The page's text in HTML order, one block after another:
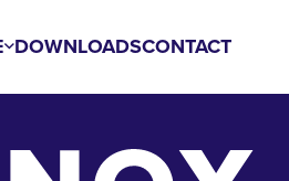
DOWNLOADSCONTACT